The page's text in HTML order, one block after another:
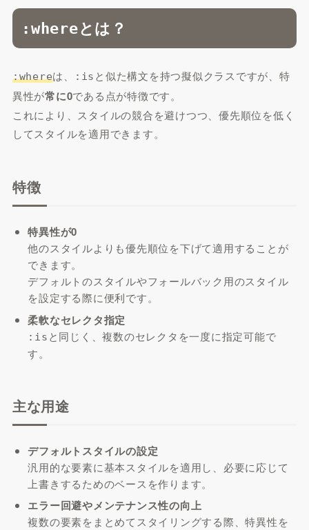
:where とは？
:whereは、 :is と似た構文を持つ擬似クラスですが、特
異性が常に0である点が特徴です。
これにより、スタイルの競合を避けつつ、優先順位を低く
してスタイルを適用できます。
特徴
特異性が0
他のスタイルよりも優先順位を下げて適用することが
できます。
デフォルトのスタイルやフォールバック用のスタイル
を設定する際に便利です。
柔軟なセレクタ指定
:is と同じく、複数のセレクタを一度に指定可能で
す。
主な用途
デフォルトスタイルの設定
汎用的な要素に基本スタイルを適用し、必要に応じて
上書きするためのベースを作ります。
エラー回避やメンテナンス性の向上
複数の要素をまとめてスタイリングする際、特異性を